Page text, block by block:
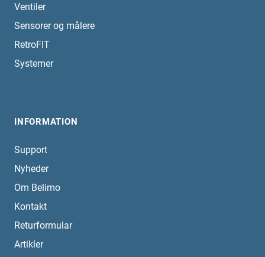
Ventiler
Sensorer og målere
RetroFIT
Systemer
INFORMATION
Support
Nyheder
Om Belimo
Kontakt
Returformular
Artikler